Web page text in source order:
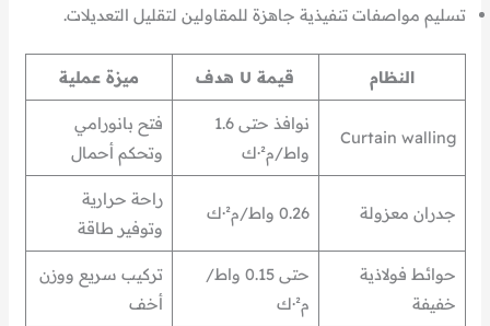
تسليم مواصفات تنفيذية جاهزة للمقاولين لتقليل التعديلات.
النظام قيمة U هدف ميزة عملية
Curtain walling
نوافذ حتى 1.6
واط/م²·ك
فتح بانورامي
وتحكم أحمال
جدران معزولة 0.26 واط/م²·ك
راحة حرارية
وتوفير طاقة
حوائط فولاذية
خفيفة
حتى 0.15 واط/
م²·ك
تركيب سريع ووزن
أخف